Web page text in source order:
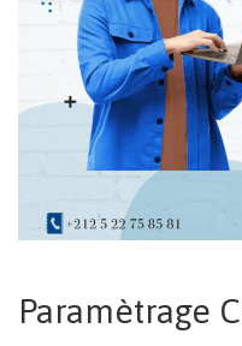
Paramètrage